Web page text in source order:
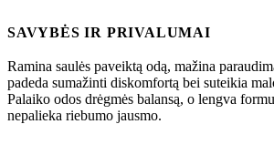
SAVYBĖS IR PRIVALUMAI
Ramina saulės paveiktą odą, mažina
padeda sumažinti diskomfortą bei suteikia
Palaiko odos drėgmės balansą, o lengva
nepalieka riebumo jausmo.